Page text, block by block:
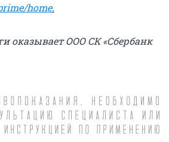
home.
оказывает ООО СК «Сбербанк